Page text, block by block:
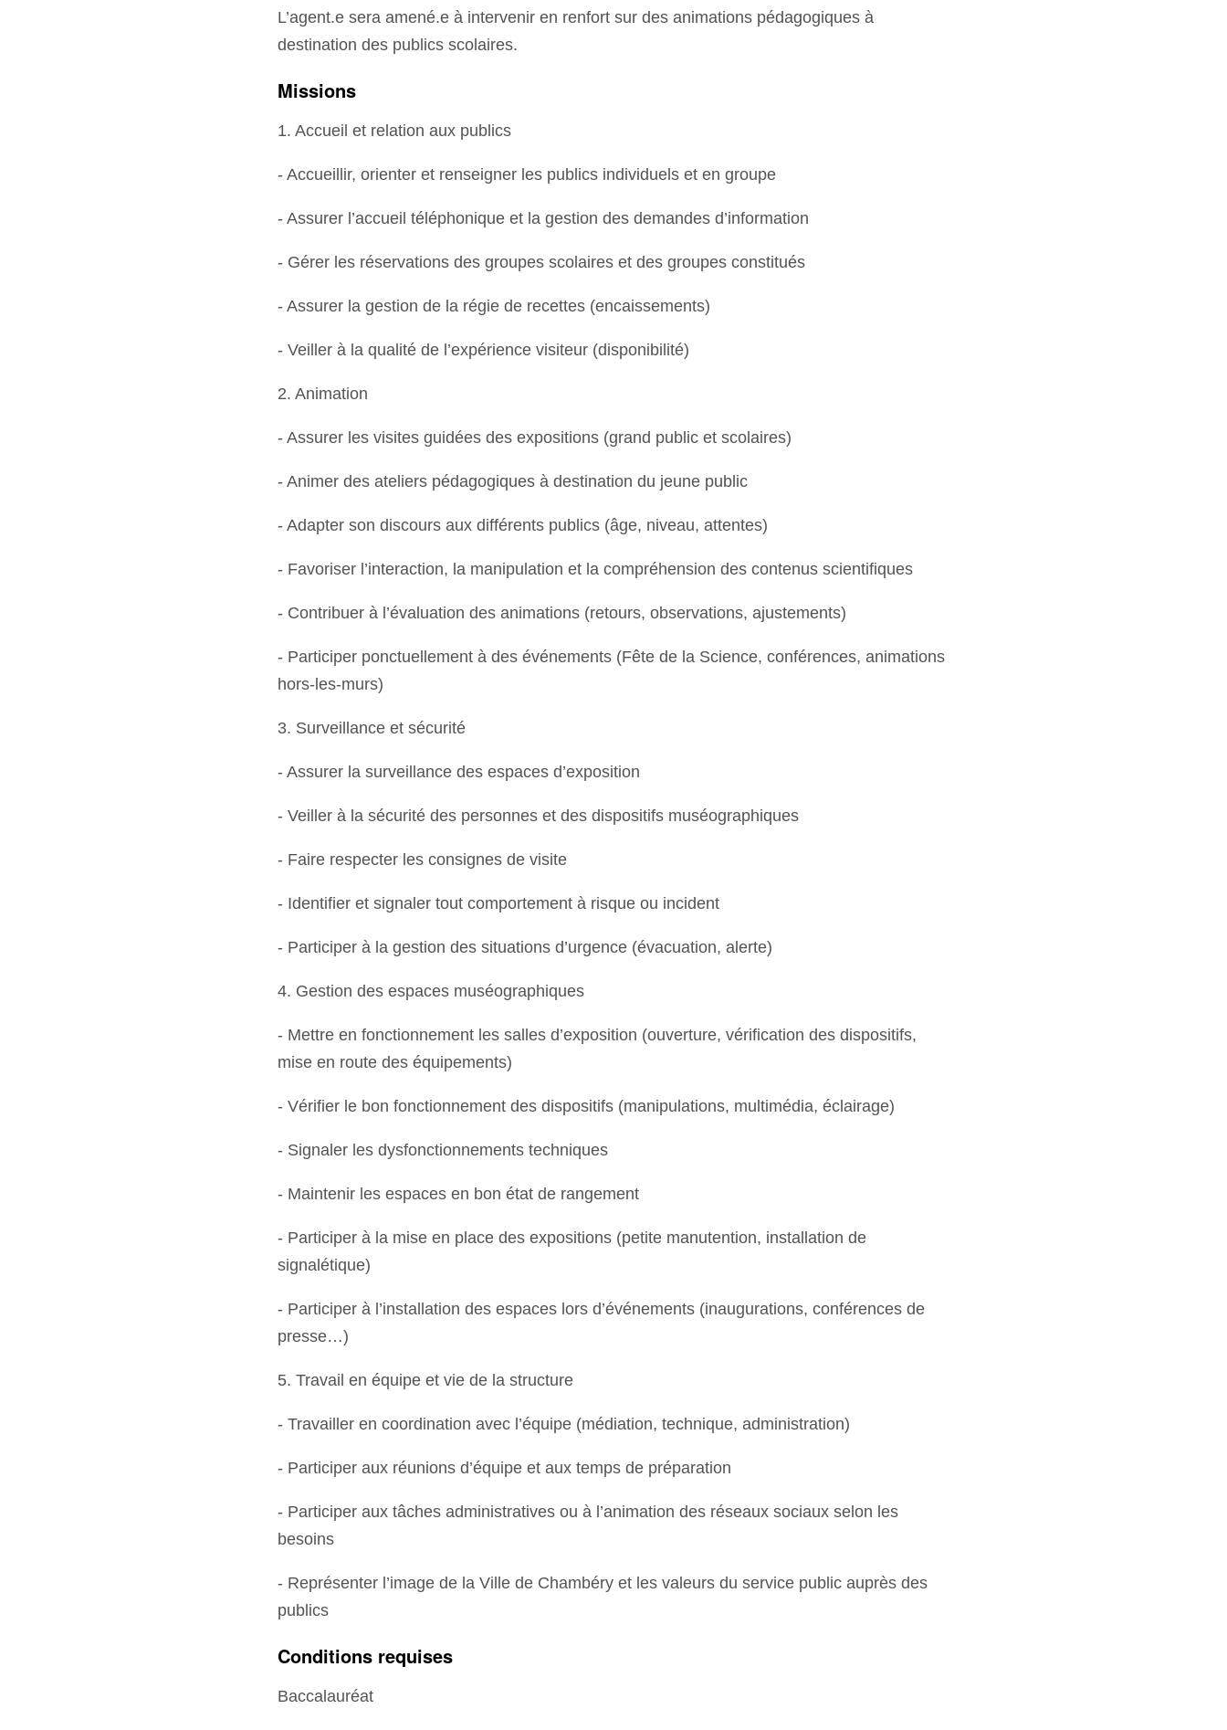
L’agent.e sera amené.e à intervenir en renfort sur des animations pédagogiques à
destination des publics scolaires.
Missions
1. Accueil et relation aux publics
- Accueillir, orienter et renseigner les publics individuels et en groupe
- Assurer l’accueil téléphonique et la gestion des demandes d’information
- Gérer les réservations des groupes scolaires et des groupes constitués
- Assurer la gestion de la régie de recettes (encaissements)
- Veiller à la qualité de l’expérience visiteur (disponibilité)
2. Animation
- Assurer les visites guidées des expositions (grand public et scolaires)
- Animer des ateliers pédagogiques à destination du jeune public
- Adapter son discours aux différents publics (âge, niveau, attentes)
- Favoriser l’interaction, la manipulation et la compréhension des contenus scientifiques
- Contribuer à l’évaluation des animations (retours, observations, ajustements)
- Participer ponctuellement à des événements (Fête de la Science, conférences, animations
hors-les-murs)
3. Surveillance et sécurité
- Assurer la surveillance des espaces d’exposition
- Veiller à la sécurité des personnes et des dispositifs muséographiques
- Faire respecter les consignes de visite
- Identifier et signaler tout comportement à risque ou incident
- Participer à la gestion des situations d’urgence (évacuation, alerte)
4. Gestion des espaces muséographiques
- Mettre en fonctionnement les salles d’exposition (ouverture, vérification des dispositifs,
mise en route des équipements)
- Vérifier le bon fonctionnement des dispositifs (manipulations, multimédia, éclairage)
- Signaler les dysfonctionnements techniques
- Maintenir les espaces en bon état de rangement
- Participer à la mise en place des expositions (petite manutention, installation de
signalétique)
- Participer à l’installation des espaces lors d’événements (inaugurations, conférences de
presse…)
5. Travail en équipe et vie de la structure
- Travailler en coordination avec l’équipe (médiation, technique, administration)
- Participer aux réunions d’équipe et aux temps de préparation
- Participer aux tâches administratives ou à l’animation des réseaux sociaux selon les
besoins
- Représenter l’image de la Ville de Chambéry et les valeurs du service public auprès des
publics
Conditions requises
Baccalauréat